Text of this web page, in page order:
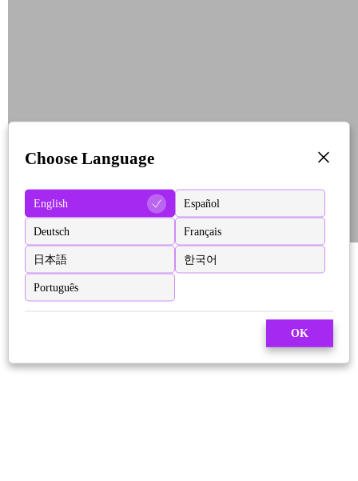
Choose Language
English Español
Deutsch Français
日本語 한국어
Português
OK